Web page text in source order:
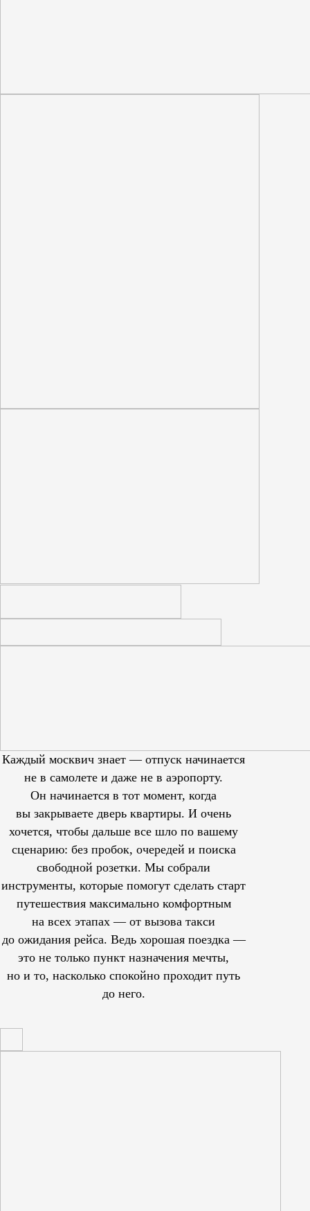
Каждый москвич знает — отпуск начинается
не в самолете и даже не в аэропорту.
Он начинается в тот момент, когда
вы закрываете дверь квартиры. И очень
хочется, чтобы дальше все шло по вашему
сценарию: без пробок, очередей и поиска
свободной розетки. Мы собрали
инструменты, которые помогут сделать старт
путешествия максимально комфортным
на всех этапах — от вызова такси
до ожидания рейса. Ведь хорошая поездка —
это не только пункт назначения мечты,
но и то, насколько спокойно проходит путь
до него.